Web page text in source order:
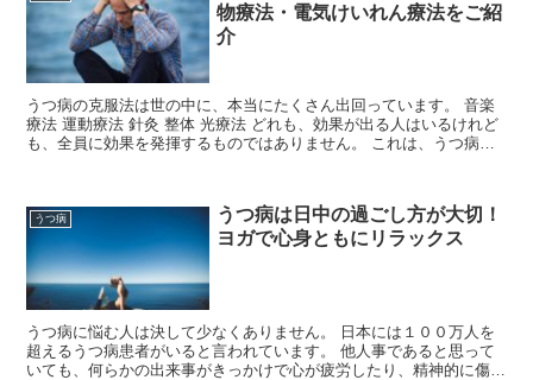
物療法・電気けいれん療法をご紹
介
うつ病の克服法は世の中に、本当にたくさん出回っています。 音楽
療法 運動療法 針灸 整体 光療法 どれも、効果が出る人はいるけれど
も、全員に効果を発揮するものではありません。 これは、うつ病自
うつ病
うつ病は日中の過ごし方が大切！
ヨガで心身ともにリラックス
うつ病に悩む人は決して少なくありません。 日本には１００万人を
超えるうつ病患者がいると言われています。 他人事であると思って
いても、何らかの出来事がきっかけで心が疲労したり、精神的に傷つ